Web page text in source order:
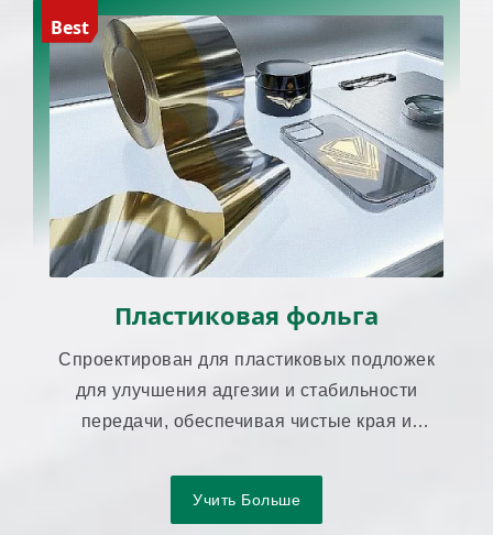
Best
Пластиковая фольга
Спроектирован для пластиковых подложек
для улучшения адгезии и стабильности
передачи, обеспечивая чистые края и
Учить Больше